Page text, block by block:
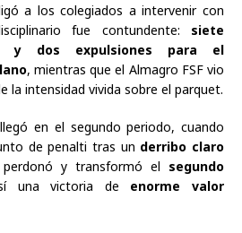
a los colegiados a intervenir con
fue contundente: siete
y dos expulsiones para el
, mientras que el Almagro FSF vio
la intensidad vivida sobre el parquet.
en el segundo periodo, cuando
de penalti tras un derribo claro
y transformó el segundo
una victoria de enorme valor